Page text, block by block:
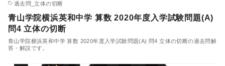
過去問_立体の切断
青山学院横浜英和中学 算数 2020年度入学試験問題(A)
問4 立体の切断
青山学院横浜英和中学 算数 2020年度入学試験問題(A) 問4 立体の切断の過去問解
答・解説です。